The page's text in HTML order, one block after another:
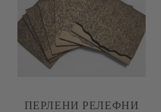
ПЕРЛЕНИ РЕЛЕФНИ